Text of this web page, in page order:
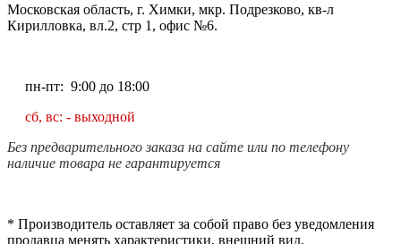
Московская область, г. Химки, мкр. Подрезково, кв-л
Кирилловка, вл.2, стр 1, офис №6.
пн-пт: 9:00 до 18:00
сб, вс: - выходной
Без предварительного заказа на сайте или по телефону
наличие товара не гарантируется
* Производитель оставляет за собой право без уведомления
продавца менять характеристики, внешний вид,